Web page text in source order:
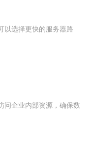
以选择更快的服务器路
问企业内部资源，确保数